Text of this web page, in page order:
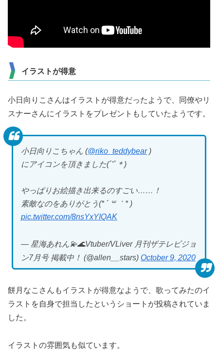
イラストが得意
小日向りこさんはイラストが得意だったようで、同僚やリ
スナーさんにイラストをプレゼントもしていたようです。
小日向りこちゃん (@riko_teddybear)
にアイコンを頂きました(´˘`＊)
やっぱりお絵描き出来るのすごい……！
素敵なのをありがとう(* ´ ꒳ ｀* )
pic.twitter.com/8nsYxYIQAK
— 星海あれん💫🌊Vtuber/VLiver 月刊ザテレビジョ
ン7月号 掲載中！ (@allen__stars) October 9, 2020
餅月なこさんもイラストが得意なようで、歌ってみたのイ
ラストを自身で担当したというショートが投稿されていま
した。
イラストの雰囲気も似ています。